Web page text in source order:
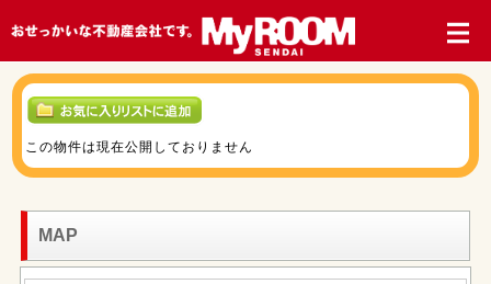
この物件は現在公開しておりません
MAP